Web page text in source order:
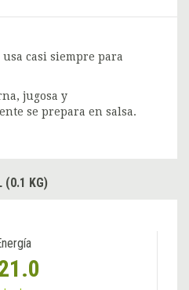
casi siempre para
jugosa y
se prepara en salsa.
(0.1 KG)